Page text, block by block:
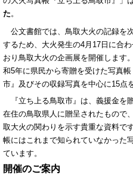
た。
公文書館では、鳥取大火の記録を
するため、大火発生の4月17日に合
おり鳥取大火の企画展を開催します
和5年に県民から寄贈を受けた写真
市』及びその収録写真を中心に15点
『立ち上る鳥取市』は、義援金を
在住の鳥取県人に贈呈されたもので
取大火の関わりを示す貴重な資料で
帳にはこれまで知られていなかった
ています。
開催のご案内